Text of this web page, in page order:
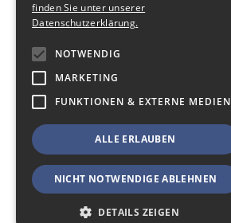
finden Sie unter unserer
Datenschutzerklärung.
NOTWENDIG
MARKETING
FUNKTIONEN & EXTERNE MEDIEN
ALLE ERLAUBEN
NICHT NOTWENDIGE ABLEHNEN
DETAILS ZEIGEN